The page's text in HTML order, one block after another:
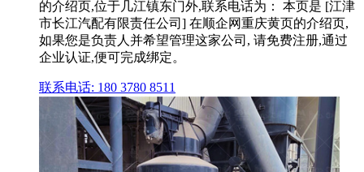
的介绍页,位于几江镇东门外,联系电话为： 本页是 [江津
市长江汽配有限责任公司] 在顺企网重庆黄页的介绍页,
如果您是负责人并希望管理这家公司, 请免费注册,通过
企业认证,便可完成绑定。
联系电话: 180 3780 8511